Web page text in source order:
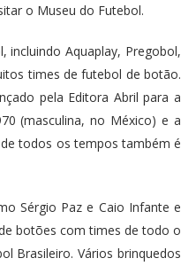
o Museu do Futebol.
Aquaplay, Pregobol,
times de futebol de botão.
pela Editora Abril para a
(masculina, no México) e a
todos os tempos também é
Sérgio Paz e Caio Infante e
botões com times de todo o
Brasileiro. Vários brinquedos